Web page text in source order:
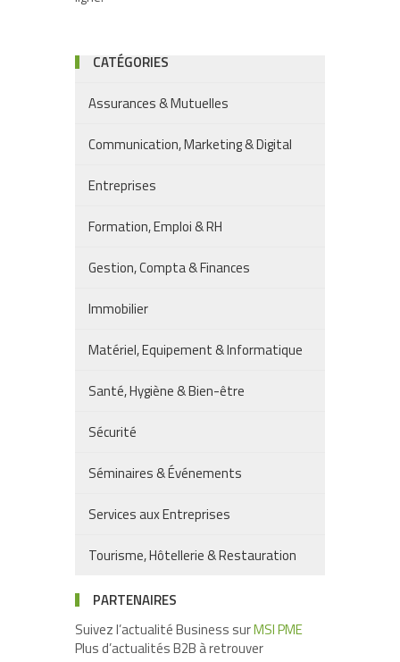
CATÉGORIES
Assurances & Mutuelles
Communication, Marketing & Digital
Entreprises
Formation, Emploi & RH
Gestion, Compta & Finances
Immobilier
Matériel, Equipement & Informatique
Santé, Hygiène & Bien-être
Sécurité
Séminaires & Événements
Services aux Entreprises
Tourisme, Hôtellerie & Restauration
PARTENAIRES
Suivez l’actualité Business surMSI PME
Plus d’actualités B2B à retrouver